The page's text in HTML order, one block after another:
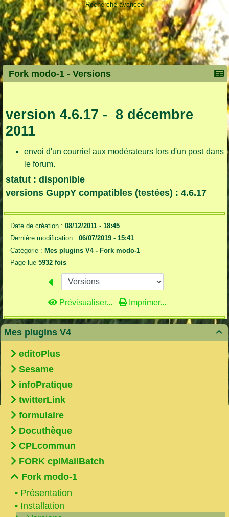
Recherche avancée

Mes plugins V4
editoPlus
Sesame
infoPratique
twitterLink
formulaire
Docuthèque
CPLcommun
FORK cplMailBatch
Fork modo-1
• Présentation
• Installation
Fork modo-1 - Versions
version 4.6.17 - 8 décembre
2011
envoi d'un courriel aux modérateurs lors d'un post dans
le forum.
statut : disponible
versions GuppY compatibles (testées) : 4.6.17
Date de création : 08/12/2011 - 18:45
Dernière modification : 06/07/2019 - 15:41
Catégorie : Mes plugins V4 - Fork modo-1
Page lue 5932 fois
Prévisualiser... Imprimer...